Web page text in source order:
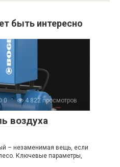
быть интересно
0 4 822 просмотров
воздуха
– незаменимая вещь, если
Ключевые параметры,